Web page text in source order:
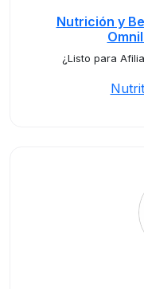
Nutrición y
¿Listo para